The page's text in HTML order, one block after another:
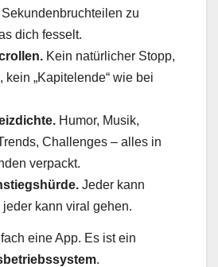
zu
dich fesselt.
Kein natürlicher Stopp,
kein „Kapitelende“ wie bei
Humor, Musik,
Challenges – alles in
verpackt.
Jeder kann
kann viral gehen.
eine App. Es ist ein
.